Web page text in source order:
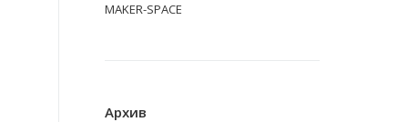
MAKER-SPACE
Архив